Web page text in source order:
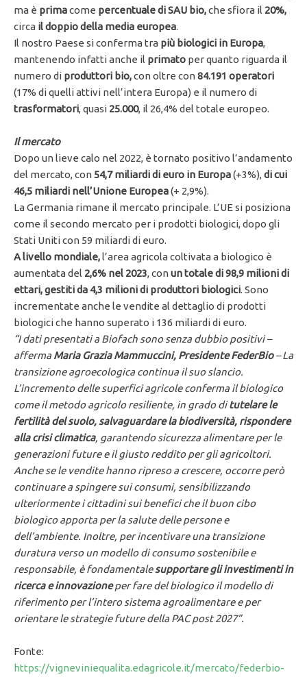
ma è primacome percentuale di SAU bio,che sfiora il 20%,
circa il doppio della media europea.
Il nostro Paese si conferma tra più biologici in Europa,
mantenendo infatti anche il primato per quanto riguarda il
numero di produttori bio,con oltre con84.191 operatori
(17% di quelli attivi nell’intera Europa) e il numero di
trasformatori, quasi 25.000, il 26,4% del totale europeo.
Il mercato
Dopo un lieve calo nel 2022, è tornato positivo l’andamento
del mercato, con54,7 miliardi di euro in Europa(+3%),di cui
46,5 miliardi nell’Unione Europea(+ 2,9%).
La Germania rimane il mercato principale. L’UE si posiziona
come il secondo mercato per i prodotti biologici, dopo gli
Stati Uniti con 59 miliardi di euro.
A livello mondiale,l’area agricola coltivata a biologico è
aumentata del 2,6% nel 2023, conun totale di 98,9 milioni di
ettari, gestiti da 4,3 milioni di produttori biologici. Sono
incrementate anche le vendite al dettaglio di prodotti
biologici che hanno superato i 136 miliardi di euro.
“I dati presentati a Biofach sono senza dubbio positivi –
afferma Maria Grazia Mammuccini, Presidente FederBio– La
transizione agroecologica continua il suo slancio.
L’incremento delle superfici agricole conferma il biologico
come il metodo agricolo resiliente, in grado ditutelare le
fertilità del suolo, salvaguardare la biodiversità, rispondere
alla crisi climatica, garantendo sicurezza alimentare per le
generazioni future e il giusto reddito per gli agricoltori.
Anche se le vendite hanno ripreso a crescere, occorre però
continuare a spingere sui consumi, sensibilizzando
ulteriormente i cittadini sui benefici che il buon cibo
biologico apporta per la salute delle persone e
dell’ambiente. Inoltre, per incentivare una transizione
duratura verso un modello di consumo sostenibile e
responsabile, è fondamentalesupportare gli investimenti in
ricerca e innovazioneper fare del biologico il modello di
riferimento per l’intero sistema agroalimentare e per
orientare le strategie future della PAC post 2027”.
Fonte:
https://vigneviniequalita.edagricole.it/mercato/federbio-